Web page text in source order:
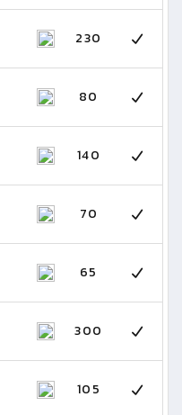
230
80
140
70
65
300
105